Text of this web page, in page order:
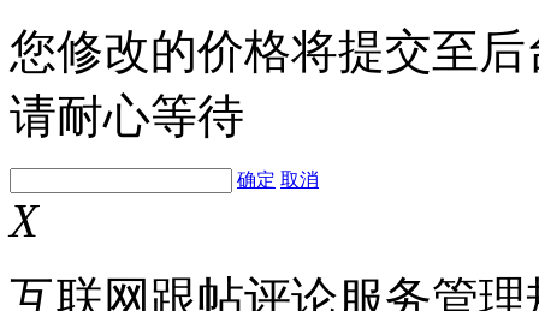
您修改的价格将提交至
请耐心等待
确定 取消
X
互联网跟帖评论服务管理